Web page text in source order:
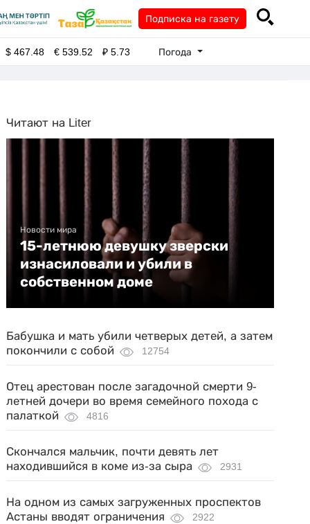
Подписка на газету
$467.48 €539.52 ₽5.73 Погода
Читают на Liter
Новости мира
15-летнюю девушку зверски
изнасиловали и убили в
собственном доме
Бабушка и мать убили четверых детей, а затем
покончили с собой
12754
Отец арестован после загадочной смерти 9-
летней дочери во время семейного похода с
палаткой
4816
Скончался мальчик, почти девять лет
находившийся в коме из-за сыра
2931
На одном из самых загруженных проспектов
Астаны вводят ограничения
2922